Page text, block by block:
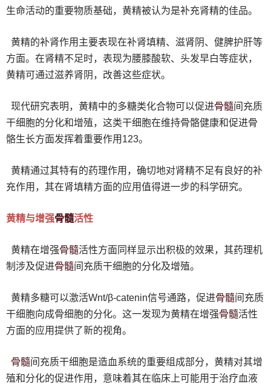
生命活动的重要物质基础，黄精被认为是补充肾精的佳品。
黄精的补肾作用主要表现在补肾填精、滋肾阴、健脾护肝等
方面。在肾精不足时，表现为腰膝酸软、头发早白等症状，
黄精可通过滋养肾阴，改善这些症状。
现代研究表明，黄精中的多糖类化合物可以促进骨髓间充质
干细胞的分化和增殖，这类干细胞在维持骨骼健康和促进骨
骼生长方面发挥着重要作用123。
黄精通过其特有的药理作用，确切地对肾精不足有良好的补
充作用，其在肾填精方面的应用值得进一步的科学研究。
黄精与增强骨髓活性
黄精在增强骨髓活性方面同样显示出积极的效果，其药理机
制涉及促进骨髓间充质干细胞的分化及增殖。
黄精多糖可以激活Wnt/β-catenin信号通路，促进骨髓间充质
干细胞向成骨细胞的分化。这一发现为黄精在增强骨髓活性
方面的应用提供了新的视角。
骨髓间充质干细胞是造血系统的重要组成部分，黄精对其增
殖和分化的促进作用，意味着其在临床上可能用于治疗血液